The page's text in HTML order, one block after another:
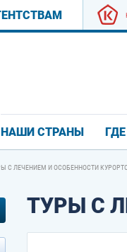
НАШИ СТРАНЫ
С ЛЕЧЕНИЕМ И ОСОБЕННОСТИ
ТУРЫ С